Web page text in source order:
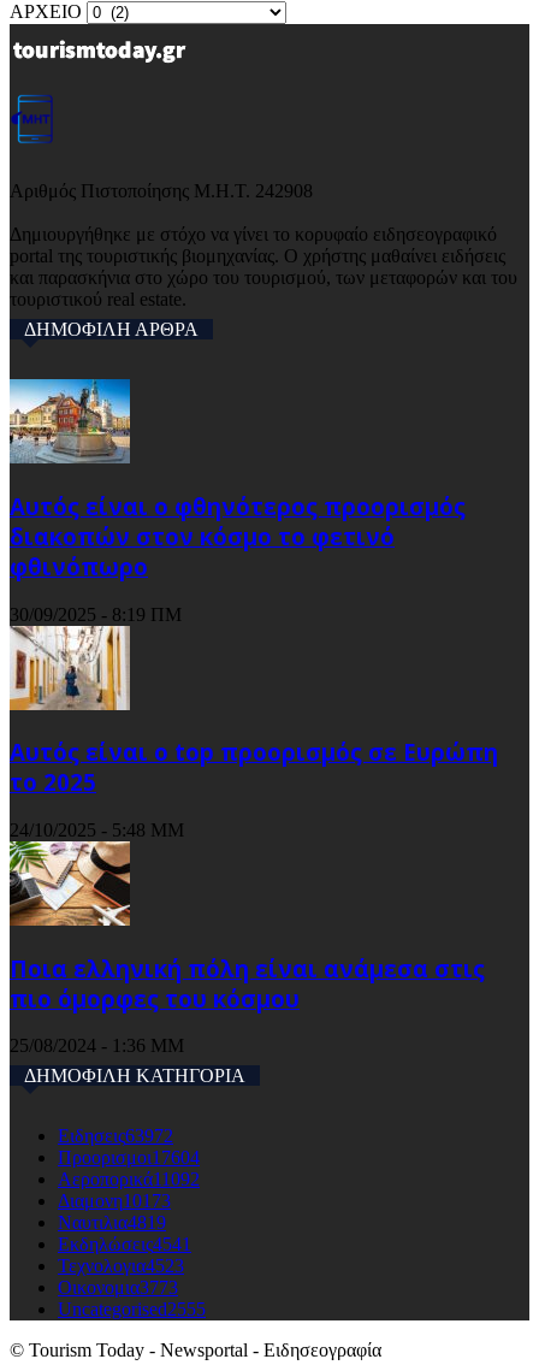
ΑΡΧΕΙΟ
Αριθμός Πιστοποίησης Μ.Η.Τ. 242908
Δημιουργήθηκε με στόχο να γίνει το κορυφαίο ειδησεογραφικό
portal της τουριστικής βιομηχανίας. Ο χρήστης μαθαίνει ειδήσεις
και παρασκήνια στο χώρο του τουρισμού, των μεταφορών και του
τουριστικού real estate.
ΔΗΜΟΦΙΛΗ ΑΡΘΡΑ
Αυτός είναι ο φθηνότερος προορισμός
διακοπών στον κόσμο το φετινό
φθινόπωρο
30/09/2025 - 8:19 ΠΜ
Αυτός είναι ο top προορισμός σε Ευρώπη
το 2025
24/10/2025 - 5:48 ΜΜ
Ποια ελληνική πόλη είναι ανάμεσα στις
πιο όμορφες του κόσμου
25/08/2024 - 1:36 ΜΜ
ΔΗΜΟΦΙΛΗ ΚΑΤΗΓΟΡΙΑ
Ειδησεις63972
Προορισμοι17604
Αεροπορικά11092
Διαμονη10173
Ναυτιλια4819
Εκδηλώσεις4541
Τεχνολογια4523
Οικονομια3773
Uncategorised2555
© Tourism Today - Newsportal - Ειδησεογραφία